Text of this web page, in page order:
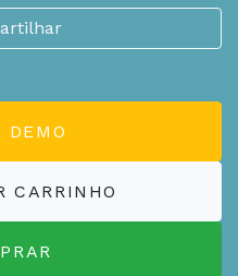
DEMO
CARRINHO